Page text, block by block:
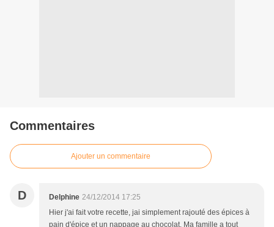
Commentaires
Ajouter un commentaire
D Delphine 24/12/2014 17:25
Hier j'ai fait votre recette, jai simplement rajouté des épices à
pain d'épice et un nappage au chocolat. Ma famille a tout